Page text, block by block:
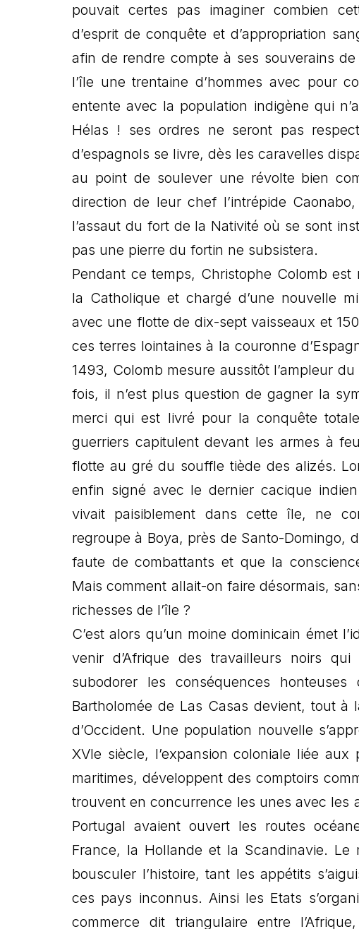
pouvait certes pas imaginer combien
d’esprit de conquête et d’appropriation
afin de rendre compte à ses souverains
l’île une trentaine d’hommes avec pour
entente avec la population indigène qui
Hélas ! ses ordres ne seront pas
d’espagnols se livre, dès les caravelles
au point de soulever une révolte bien
direction de leur chef l’intrépide
l’assaut du fort de la Nativité où se sont
pas une pierre du fortin ne subsistera.
Pendant ce temps, Christophe Colomb
la Catholique et chargé d’une nouvelle
avec une flotte de dix-sept vaisseaux et
ces terres lointaines à la couronne
1493, Colomb mesure aussitôt l’ampleur
fois, il n’est plus question de gagner la
merci qui est livré pour la conquête
guerriers capitulent devant les armes à
flotte au gré du souffle tiède des alizés.
enfin signé avec le dernier cacique
vivait paisiblement dans cette île, ne
regroupe à Boya, près de Santo-Domingo,
faute de combattants et que la
Mais comment allait-on faire désormais,
richesses de l’île ?
C’est alors qu’un moine dominicain émet
venir d’Afrique des travailleurs noirs
subodorer les conséquences
Bartholomée de Las Casas devient, tout
d’Occident. Une population nouvelle
XVIe siècle, l’expansion coloniale liée
maritimes, développent des comptoirs
trouvent en concurrence les unes avec les
Portugal avaient ouvert les routes
France, la Hollande et la Scandinavie.
bousculer l’histoire, tant les appétits
ces pays inconnus. Ainsi les Etats
commerce dit triangulaire entre